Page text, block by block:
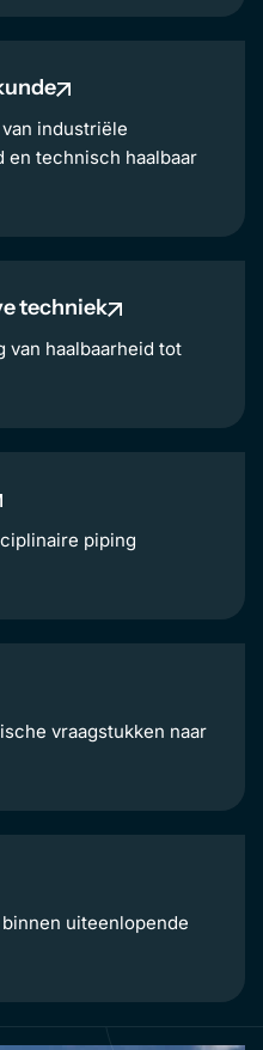
industriële
technisch haalbaar
techniek
haalbaarheid tot
piping
vraagstukken naar
uiteenlopende